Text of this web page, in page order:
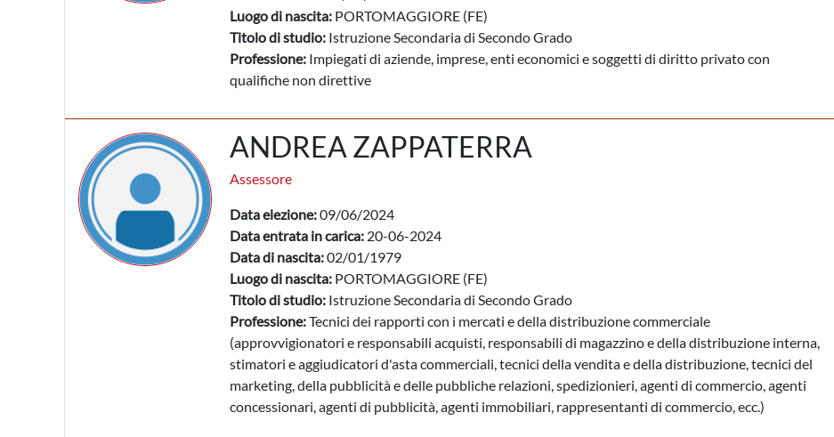
Luogo di nascita: PORTOMAGGIORE (FE)
Titolo di studio: Istruzione Secondaria di Secondo Grado
Professione: Impiegati di aziende, imprese, enti economici e soggetti di diritto privato con
qualifiche non direttive
ANDREA ZAPPATERRA
Assessore
Data elezione:09/06/2024
Data entrata in carica: 20-06-2024
Data di nascita:02/01/1979
Luogo di nascita: PORTOMAGGIORE (FE)
Titolo di studio: Istruzione Secondaria di Secondo Grado
Professione:Tecnici dei rapporti con i mercati e della distribuzione commerciale
(approvvigionatori e responsabili acquisti, responsabili di magazzino e della distribuzione interna,
stimatori e aggiudicatori d'asta commerciali, tecnici della vendita e della distribuzione, tecnici del
marketing, della pubblicità e delle pubbliche relazioni, spedizionieri, agenti di commercio, agenti
concessionari, agenti di pubblicità, agenti immobiliari, rappresentanti di commercio, ecc.)